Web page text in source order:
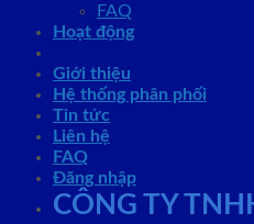
FAQ
Hoạt động
Giới thiệu
Hệ thống phân phối
Tin tức
Liên hệ
FAQ
Đăng nhập
CÔNG TY